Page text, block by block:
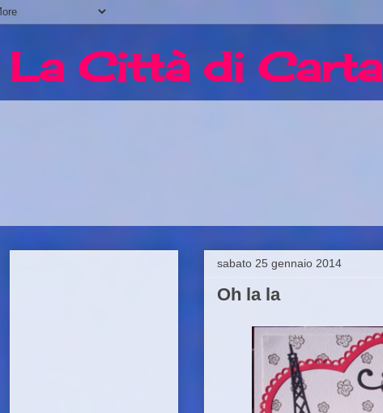
La Città di Carta
sabato 25 gennaio 2014
Oh la la